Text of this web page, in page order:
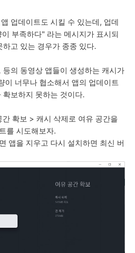
업데이트도 시킬 수 있는데, 업데
부족하다" 라는 메시지가 표시되
고 있는 경우가 종종 있다.
의 동영상 앱들이 생성하는 캐시가
이 너무나 협소해서 앱의 업데이트
보하지 못하는 것이다.
확보 > 캐시 삭제로 여유 공간을
를 시도해보자.
앱을 지우고 다시 설치하면 최신 버